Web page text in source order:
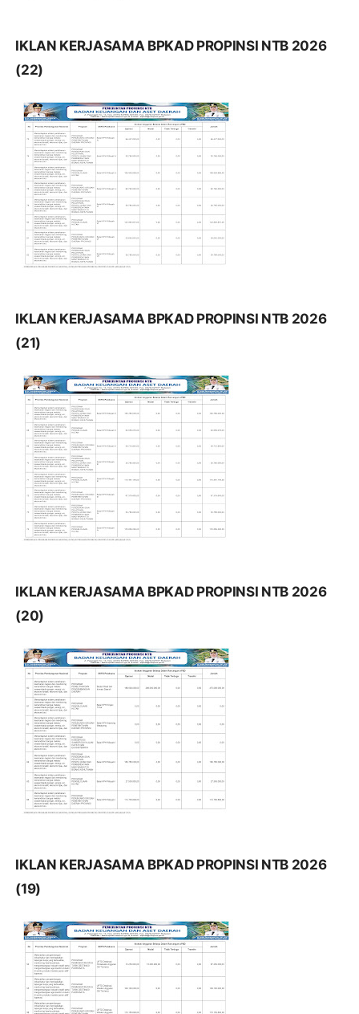
IKLAN KERJASAMA BPKAD PROPINSI NTB 2026
(22)
IKLAN KERJASAMA BPKAD PROPINSI NTB 2026
(21)
IKLAN KERJASAMA BPKAD PROPINSI NTB 2026
(20)
IKLAN KERJASAMA BPKAD PROPINSI NTB 2026
(19)